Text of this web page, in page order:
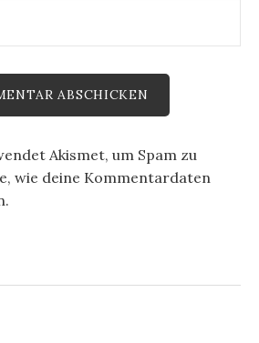
Akismet, um Spam zu
wie deine Kommentardaten